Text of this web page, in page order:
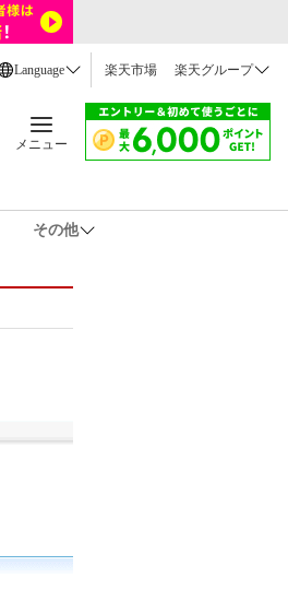
Language 楽天市場 楽天グループ
メニュー
その他